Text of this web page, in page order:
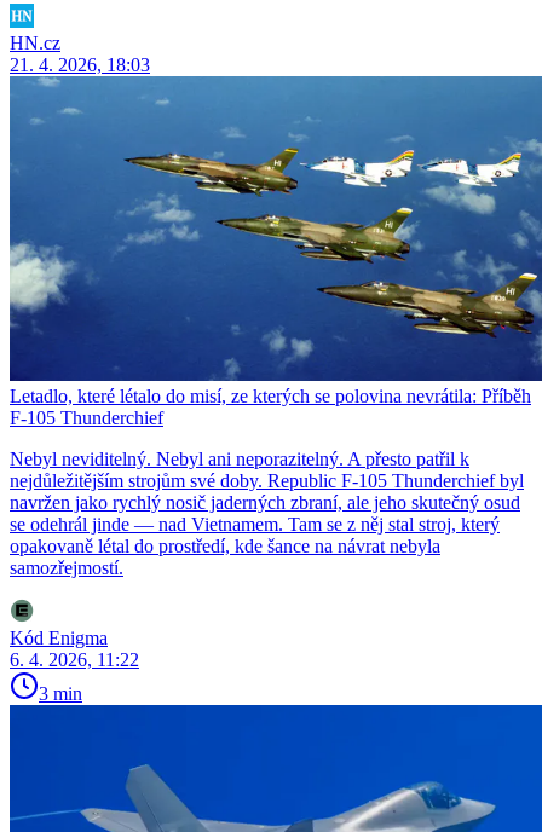
HN.cz
21. 4. 2026, 18:03
Letadlo, které létalo do misí, ze kterých se polovina nevrátila: Příběh
F-105 Thunderchief
Nebyl neviditelný. Nebyl ani neporazitelný. A přesto patřil k
nejdůležitějším strojům své doby. Republic F-105 Thunderchief byl
navržen jako rychlý nosič jaderných zbraní, ale jeho skutečný osud
se odehrál jinde — nad Vietnamem. Tam se z něj stal stroj, který
opakovaně létal do prostředí, kde šance na návrat nebyla
samozřejmostí.
Kód Enigma
6. 4. 2026, 11:22
3 min